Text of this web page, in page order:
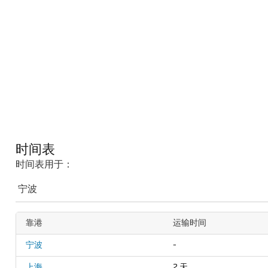
时间表
时间表用于：
靠港 运输时间
宁波 -